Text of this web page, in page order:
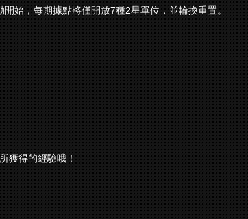
始，每期據點將僅開放7種2星單位，並輪換重置。
獲得的經驗哦！